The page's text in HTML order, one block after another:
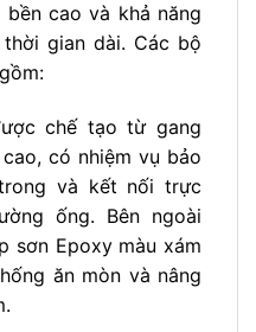
cao và khả năng
gian dài. Các bộ
chế tạo từ gang
có nhiệm vụ bảo
và kết nối trực
ống. Bên ngoài
sơn Epoxy màu xám
ăn mòn và nâng